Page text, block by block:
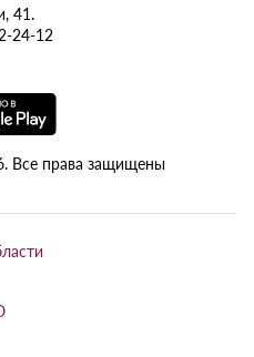
41.
24-12
Все права защищены